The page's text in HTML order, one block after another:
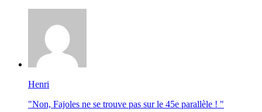
Henri
"Non, Fajoles ne se trouve pas sur le 45e parallèle ! "